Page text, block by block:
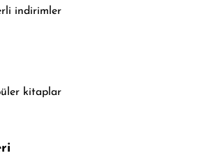
indirimler
kitaplar